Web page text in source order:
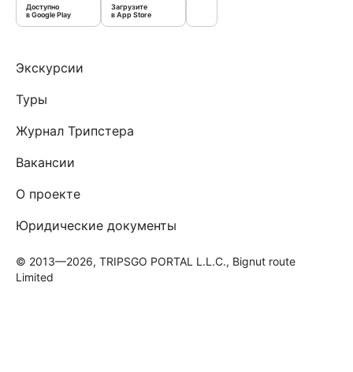
Доступно
в Google Play
Загрузите
в App Store
Экскурсии
Туры
Журнал Трипстера
Вакансии
О проекте
Юридические документы
© 2013—2026, TRIPSGO PORTAL L.L.C., Bignut route
Limited